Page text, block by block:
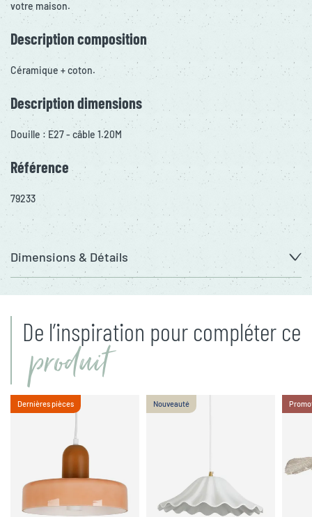
votre maison.
Description composition
Céramique + coton.
Description dimensions
Douille : E27 - câble 1.20M
Référence
79233
Dimensions & Détails
De l’inspiration pour compléter ce
produit
Dernières pièces Nouveauté